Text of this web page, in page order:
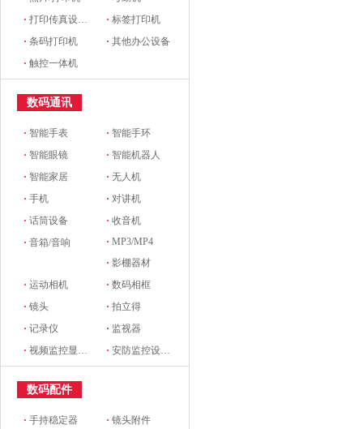
·打印传真设备配件 ·标签打印机
·条码打印机 ·其他办公设备
·触控一体机
数码通讯
·智能手表 ·智能手环
·智能眼镜 ·智能机器人
·智能家居 ·无人机
·手机 ·对讲机
·话筒设备 ·收音机
·音箱/音响 ·MP3/MP4
·影棚器材
·运动相机 ·数码相框
·镜头 ·拍立得
·记录仪 · 监视器
·视频监控显示设备及配件 ·安防监控设备及配件
数码配件
·手持稳定器 ·镜头附件